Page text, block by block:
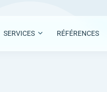
SERVICES RÉFÉRENCES